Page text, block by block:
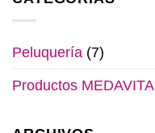
Peluquería (7)
Productos MEDAVITA